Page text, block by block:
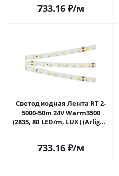
733.16 ₽/м
Светодиодная Лента RT 2-
5000-50m 24V Warm3500
(2835, 80 LED/m, LUX) (Arlight,
733.16 ₽/м